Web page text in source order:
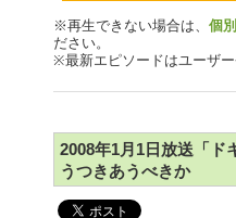
※再生できない場合は、 個
ださい。
※最新エピソードはユーザ
2008年1月1日放送「ド
うつきあうべきか